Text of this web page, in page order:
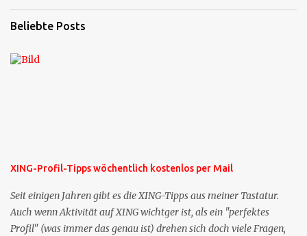
Beliebte Posts
XING-Profil-Tipps wöchentlich kostenlos per Mail
Seit einigen Jahren gibt es die XING-Tipps aus meiner Tastatur.
Auch wenn Aktivität auf XING wichtger ist, als ein "perfektes
Profil" (was immer das genau ist) drehen sich doch viele Fragen,